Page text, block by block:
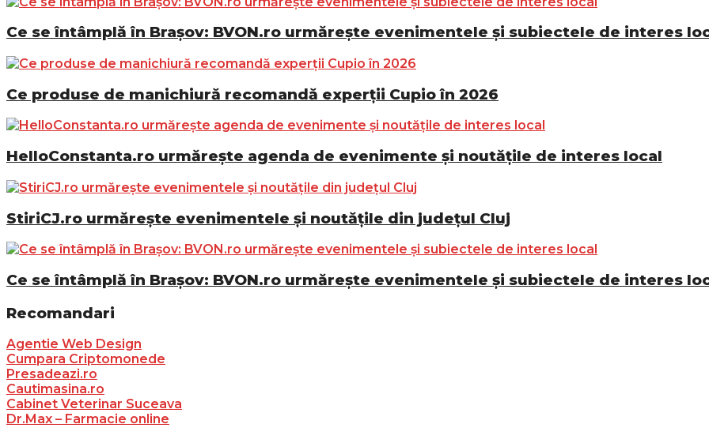
Ce se întâmplă în Brașov: BVON.ro urmărește evenimentele și subiectele de interes
Ce produse de manichiură recomandă experții Cupio în 2026
HelloConstanta.ro urmărește agenda de evenimente și noutățile de interes local
StiriCJ.ro urmărește evenimentele și noutățile din județul Cluj
Ce se întâmplă în Brașov: BVON.ro urmărește evenimentele și subiectele de interes
Recomandari
Agentie Web Design
Cumpara Criptomonede
Presadeazi.ro
Cautimasina.ro
Cabinet Veterinar Suceava
Dr.Max – Farmacie online